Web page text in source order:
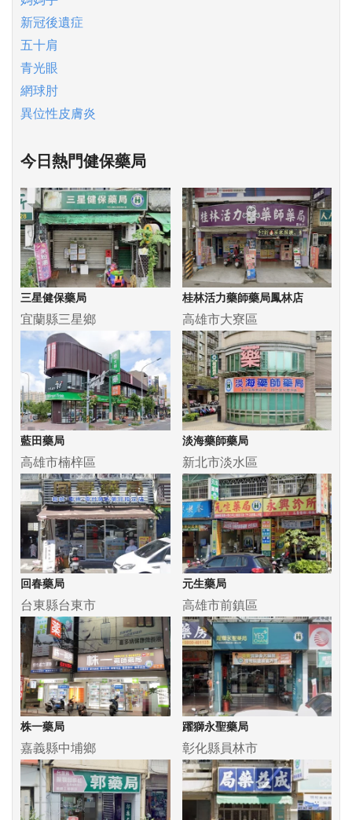
新冠後遺症
五十肩
青光眼
網球肘
異位性皮膚炎
今日熱門健保藥局
三星健保藥局
宜蘭縣三星鄉
桂林活力藥師藥局鳳林店
高雄市大寮區
藍田藥局
高雄市楠梓區
淡海藥師藥局
新北市淡水區
回春藥局
台東縣台東市
元生藥局
高雄市前鎮區
株一藥局
嘉義縣中埔鄉
躍獅永聖藥局
彰化縣員林市